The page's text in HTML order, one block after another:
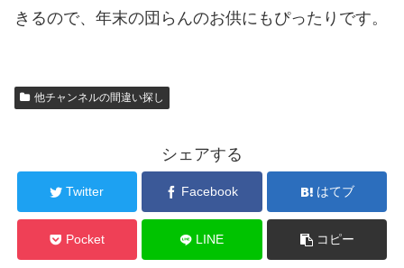
きるので、年末の団らんのお供にもぴったりです。
他チャンネルの間違い探し
シェアする
Twitter Facebook はてブ
Pocket LINE コピー